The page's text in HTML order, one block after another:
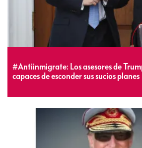
#Antiinmigrate: Los asesores de
capaces de esconder sus sucios planes